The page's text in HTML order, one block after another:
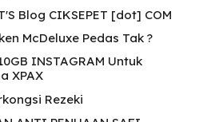
Blog CIKSEPET [dot] COM
McDeluxe Pedas Tak ?
INSTAGRAM Untuk
XPAX
Rezeki